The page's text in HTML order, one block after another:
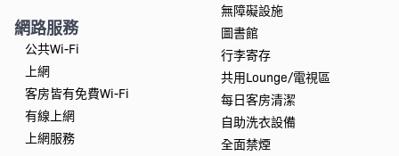
網路服務
公共Wi-Fi
上網
客房皆有免費Wi-Fi
有線上網
上網服務
無障礙設施
圖書館
行李寄存
共用Lounge/電視區
每日客房清潔
自助洗衣設備
全面禁煙